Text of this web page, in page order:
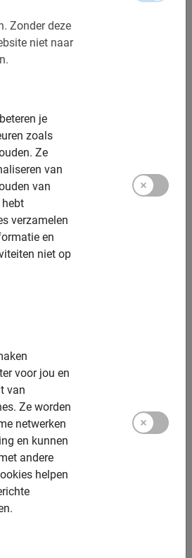
Zonder deze
niet naar
je
zoals
Ze
van
van
verzamelen
en
niet op
voor jou en
van
Ze worden
netwerken
en kunnen
andere
helpen
een comfortabele e-bike.
en ontdek de stad op eigen houtje.
leuk vinden